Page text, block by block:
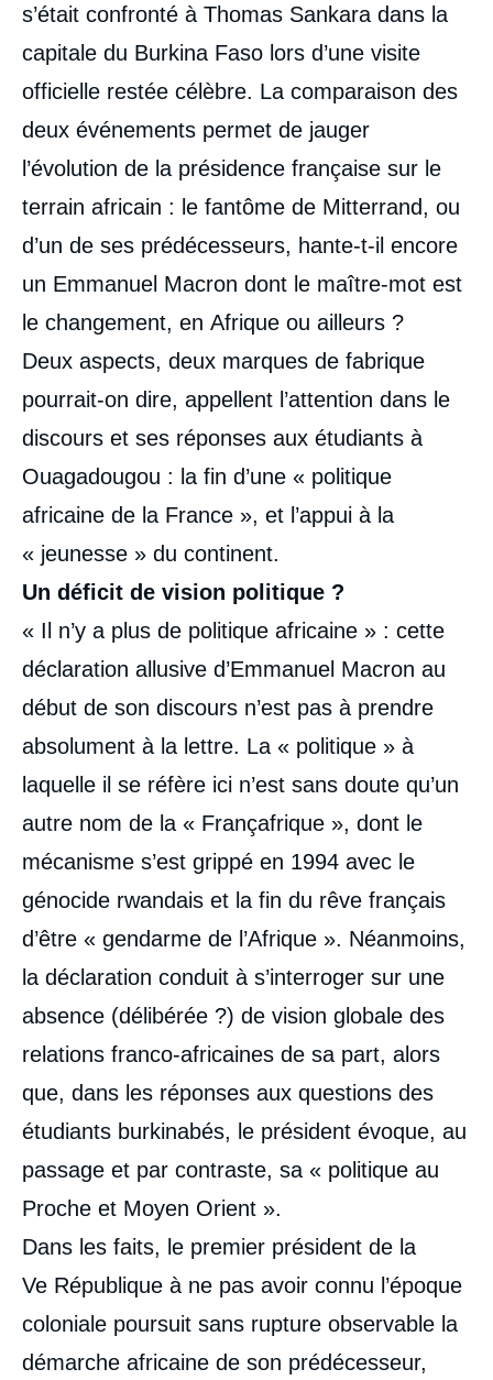
s’était confronté à Thomas Sankara dans la
capitale du Burkina Faso lors d’une visite
officielle restée célèbre. La comparaison des
deux événements permet de jauger
l’évolution de la présidence française sur le
terrain africain : le fantôme de Mitterrand, ou
d’un de ses prédécesseurs, hante-t-il encore
un Emmanuel Macron dont le maître-mot est
le changement, en Afrique ou ailleurs ?
Deux aspects, deux marques de fabrique
pourrait-on dire, appellent l’attention dans le
discours et ses réponses aux étudiants à
Ouagadougou : la fin d’une « politique
africaine de la France », et l’appui à la
« jeunesse » du continent.
Un déficit de vision politique ?
« Il n’y a plus de politique africaine » : cette
déclaration allusive d’Emmanuel Macron au
début de son discours n’est pas à prendre
absolument à la lettre. La « politique » à
laquelle il se réfère ici n’est sans doute qu’un
autre nom de la « Françafrique », dont le
mécanisme s’est grippé en 1994 avec le
génocide rwandais et la fin du rêve français
d’être « gendarme de l’Afrique ». Néanmoins,
la déclaration conduit à s’interroger sur une
absence (délibérée ?) de vision globale des
relations franco-africaines de sa part, alors
que, dans les réponses aux questions des
étudiants burkinabés, le président évoque, au
passage et par contraste, sa « politique au
Proche et Moyen Orient ».
Dans les faits, le premier président de la
Ve République à ne pas avoir connu l’époque
coloniale poursuit sans rupture observable la
démarche africaine de son prédécesseur,